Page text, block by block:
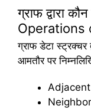
ग्राफ द्वारा
Operations
ग्राफ डेटा स्ट्रक्चर
आमतौर पर
Adjacent